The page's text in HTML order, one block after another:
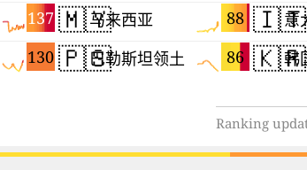
137
130
🇲🇾 88
马来西亚
🇵🇸 86
巴勒斯坦领土
🇮🇹
意
🇰🇷
韩
Ranking